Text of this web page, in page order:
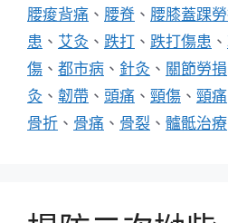
腰痠背痛 、 腰脊 、 腰膝蓋踝
患 、 艾灸 、 跌打 、 跌打傷患 、
傷 、 都市病 、 針灸 、 關節勞損
灸 、 韌帶 、 頭痛 、 頸傷 、 頸痛
骨折 、 骨痛 、 骨裂 、 髗骶治療